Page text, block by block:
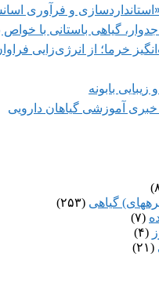
و فرآوری
گیاهی باستانی با خواص
خرما؛ از انرژی‌زایی
بابونه
آموزشی گیاهان دارویی
(۲۵۳)
(۷)
(۴)
(۲۱)